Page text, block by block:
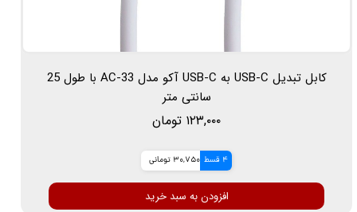
کابل تبدیل USB-C به USB-C آکو مدل AC-33 با طول 25
سانتی متر
۱۲۳,۰۰۰ تومان
4 قسط 30,750 تومانی
افزودن به سبد خرید